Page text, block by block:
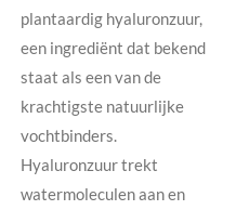
plantaardig hyaluronzuur,
een ingrediënt dat bekend
staat als een van de
krachtigste natuurlijke
vochtbinders.
Hyaluronzuur trekt
watermoleculen aan en